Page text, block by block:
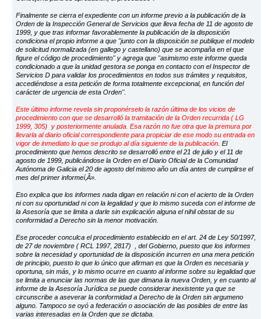
Finalmente se cierra el expediente con un informe previo a la publicación de la
Orden de la Inspección General de Servicios que lleva fecha de 11 de agosto de
1999, y que tras informar favorablemente la publicación de la disposición
condiciona el propio informe a que "junto con la disposición se publique el modelo
de solicitud normalizada (en gallego y castellano) que se acompaña en el que
figure el código de procedimiento" y agrega que "asimismo este informe queda
condicionado a que la unidad gestora se ponga en contacto con el Inspector de
Servicios D para validar los procedimientos en todos sus trámites y requisitos,
accediéndose a esta petición de forma totalmente excepcional, en función del
carácter de urgencia de esta Orden".
Este último informe revela sin proponérselo la razón última de los vicios de
procedimiento con que se desarrolló la tramitación de la Orden recurrida ( LG
1999, 305) y posteriormente anulada. Esa razón no fue otra que la premura por
llevarla al diario oficial correspondiente para propiciar de ese modo su entrada en
vigor de inmediato lo que se produjo al día siguiente de la publicación . El
procedimiento que hemos descrito se desarrolló entre el 21 de julio y el 11 de
agosto de 1999, publicándose la Orden en el Diario Oficial de la Comunidad
Autónoma de Galicia el 20 de agosto del mismo año un día antes de cumplirse el
mes del primer informeí‚Â».
Eso explica que los informes nada digan en relación ni con el acierto de la Orden
ni con su oportunidad ni con la legalidad y que lo mismo suceda con el informe de
la Asesoría que se limita a darle sin explicación alguna el nihil obstat de su
conformidad a Derecho sin la menor motivación.
Ese proceder conculca el procedimiento establecido en el art. 24 de Ley 50/1997,
de 27 de noviembre ( RCL 1997, 2817) , del Gobierno, puesto que los informes
sobre la necesidad y oportunidad de la disposición incurren en una mera petición
de principio, puesto lo que lo único que afirman es que la Orden es necesaria y
oportuna, sin más, y lo mismo ocurre en cuanto al informe sobre su legalidad que
se limita a enunciar las normas de las que dimana la nueva Orden, y en cuanto al
informe de la Asesoría Jurídica se puede considerar inexistente ya que se
circunscribe a aseverar la conformidad a Derecho de la Orden sin argumeno
alguno. Tampoco se oyó a federación o asociación de las posibles de entre las
varias interesadas en la Orden que se dictaba.